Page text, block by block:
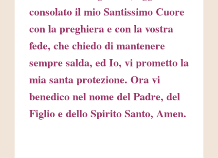
consolato il mio Santissimo Cuore
con la preghiera e con la vostra
fede, che chiedo di mantenere
sempre salda, ed Io, vi prometto la
mia santa protezione. Ora vi
benedico nel nome del Padre, del
Figlio e dello Spirito Santo, Amen.